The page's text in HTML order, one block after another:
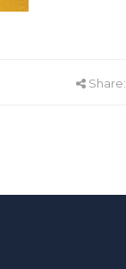
Share: